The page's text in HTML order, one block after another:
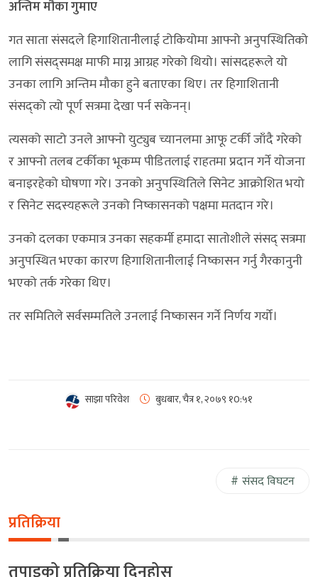
अन्तिम मौका गुमाए
गत साता संसदले हिगाशितानीलाई टोकियोमा आफ्नो अनुपस्थितिको
लागि संसद्समक्ष माफी माग्न आग्रह गरेको थियो। ​​​​​​​सांसदहरूले यो
उनका लागि अन्तिम मौका हुने बताएका थिए। तर हिगाशितानी
संसद्को त्यो पूर्ण सत्रमा देखा पर्न सकेनन्।
त्यसको साटो उनले आफ्नो युट्युब च्यानलमा आफू टर्की जाँदै गरेको
र आफ्नो तलब टर्कीका भूकम्प पीडितलाई राहतमा प्रदान गर्ने योजना
बनाइरहेको घोषणा गरे। उनको अनुपस्थितिले सिनेट आक्रोशित भयो
र सिनेट सदस्यहरूले उनको निष्कासनको पक्षमा मतदान गरे।
उनको दलका एकमात्र उनका सहकर्मी हमादा सातोशीले संसद् सत्रमा
अनुपस्थित भएका कारण हिगाशितानीलाई निष्कासन गर्नु गैरकानुनी
भएको तर्क गरेका थिए।
तर समितिले सर्वसम्मतिले उनलाई निष्कासन गर्ने निर्णय गर्यो।
साझा परिवेश बुधबार, चैत्र १, २०७९ १0:५१
संसद विघटन
प्रतिक्रिया